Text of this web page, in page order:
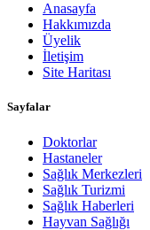
Anasayfa
Hakkımızda
Üyelik
İletişim
Site Haritası
Sayfalar
Doktorlar
Hastaneler
Sağlık Merkezleri
Sağlık Turizmi
Sağlık Haberleri
Hayvan Sağlığı